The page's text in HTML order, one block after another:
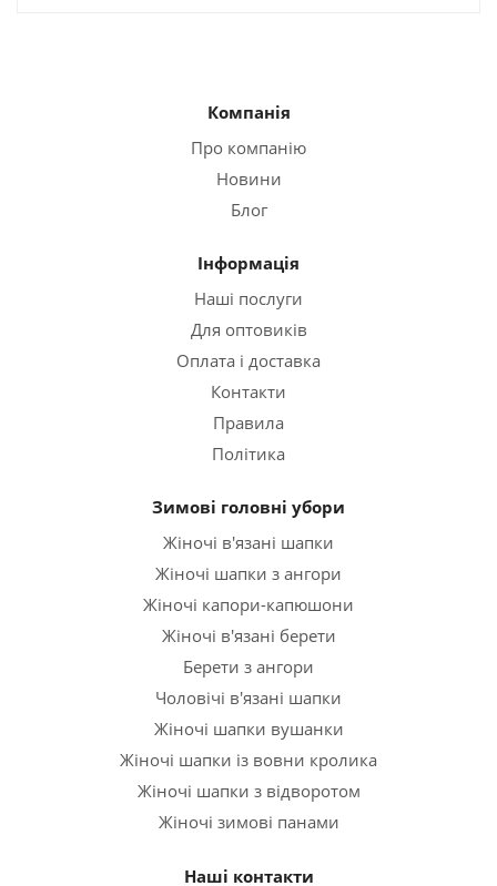
Компанія
Про компанію
Новини
Блог
Інформація
Наші послуги
Для оптовиків
Оплата і доставка
Контакти
Правила
Політика
Зимові головні убори
Жіночі в'язані шапки
Жіночі шапки з ангори
Жіночі капори-капюшони
Жіночі в'язані берети
Берети з ангори
Чоловічі в'язані шапки
Жіночі шапки вушанки
Жіночі шапки із вовни кролика
Жіночі шапки з відворотом
Жіночі зимові панами
Наші контакти